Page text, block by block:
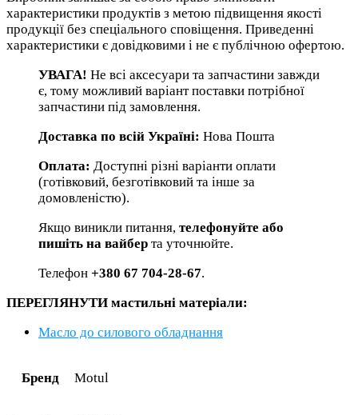
характеристики продуктів з метою підвищення якості
продукції без спеціального сповіщення. Приведенні
характеристики є довідковими і не є публічною офертою.
УВАГА! Не всі аксесуари та запчастини завжди
є, тому можливий варіант поставки потрібної
запчастини під замовлення.
Доставка по всій Україні: Нова Пошта
Оплата: Доступні різні варіанти оплати
(готівковий, безготівковий та інше за
домовленістю).
Якщо виникли питання, телефонуйте або
пишіть на вайбер та уточнюйте.
Телефон +380 67 704-28-67.
ПЕРЕГЛЯНУТИ мастильні матеріали:
Масло до силового обладнання
Бренд Motul